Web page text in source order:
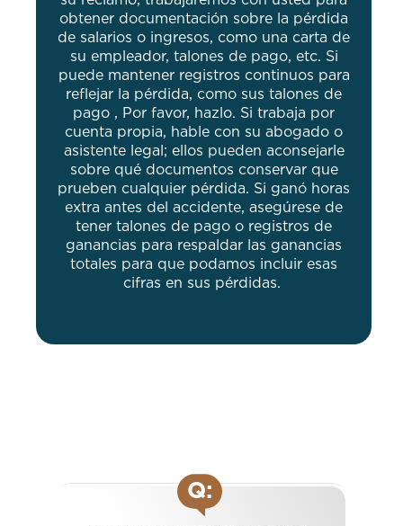
obtener documentación sobre la pérdida
de salarios o ingresos, como una carta de
su empleador, talones de pago, etc. Si
puede mantener registros continuos para
reflejar la pérdida, como sus talones de
pago , Por favor, hazlo. Si trabaja por
cuenta propia, hable con su abogado o
asistente legal; ellos pueden aconsejarle
sobre qué documentos conservar que
prueben cualquier pérdida. Si ganó horas
extra antes del accidente, asegúrese de
tener talones de pago o registros de
ganancias para respaldar las ganancias
totales para que podamos incluir esas
cifras en sus pérdidas.
Q: